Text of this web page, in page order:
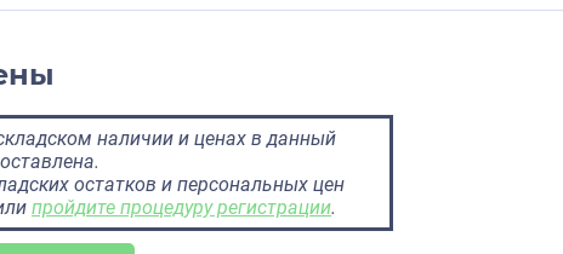
наличии и ценах в данный
остатков и персональных цен
пройдите процедуру регистрации.